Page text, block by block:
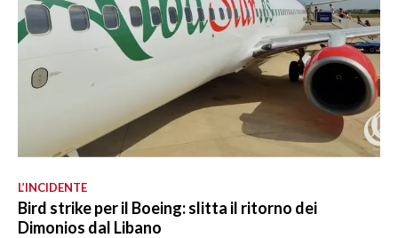
L’INCIDENTE
Bird strike per il Boeing: slitta il ritorno dei
Dimonios dal Libano